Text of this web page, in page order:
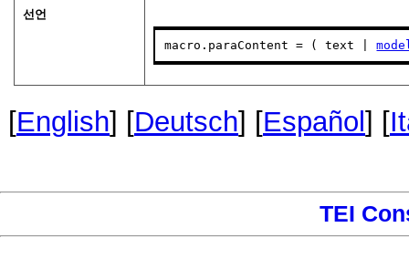
선언
macro.paraContent = ( text |
[English] [Deutsch] [Español ] [
TEI